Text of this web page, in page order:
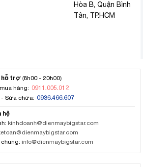
Hòa B, Quận Bình
Tân, TP.HCM
hỗ trợ (8h00 - 20h00)
hàng: 0911.005.012
- Sửa chữa: 0936.466.607
hệ
kinhdoanh@dienmaybigstar.com
info@dienmaybigstar.com